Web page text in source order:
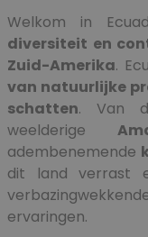
Welkom in
diversiteit en
Zuid-Amerika.
van natuurlijke
schatten. Van
weelderige
adembenemende
dit land verrast
ervaringen.